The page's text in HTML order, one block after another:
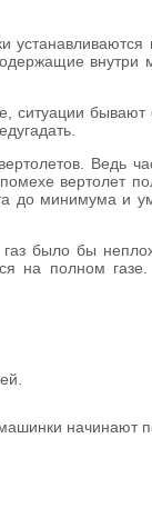
ситуации
Ведь
вертолет
до минимума и
было бы
на полном
начинают